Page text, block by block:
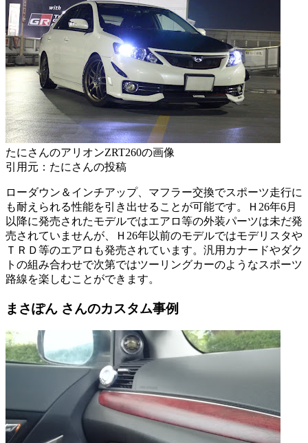
たにさんのアリオンZRT260の画像
引用元：たにさんの投稿
ローダウン＆インチアップ、マフラー交換でスポーツ走行に
も耐えられる性能を引き出せることが可能です。Ｈ26年6月
以降に発売されたモデルではエアロ等の外装パーツは未だ発
売されていませんが、Ｈ26年以前のモデルではモデリスタや
ＴＲＤ等のエアロも発売されています。汎用カナードやダク
トの組み合わせで次第ではツーリングカーのようなスポーツ
路線を楽しむことができます。
まさぽん さんのカスタム事例